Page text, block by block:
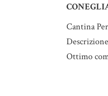
Cantina
Ottimo